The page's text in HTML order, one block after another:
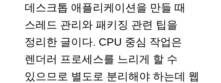
데스크톱 애플리케이션을 만들 때
스레드 관리와 패키징 관련 팁을
정리한 글이다. CPU 중심 작업은
렌더러 프로세스를 느리게 할 수
있으므로 별도로 분리해야 하는데 웹